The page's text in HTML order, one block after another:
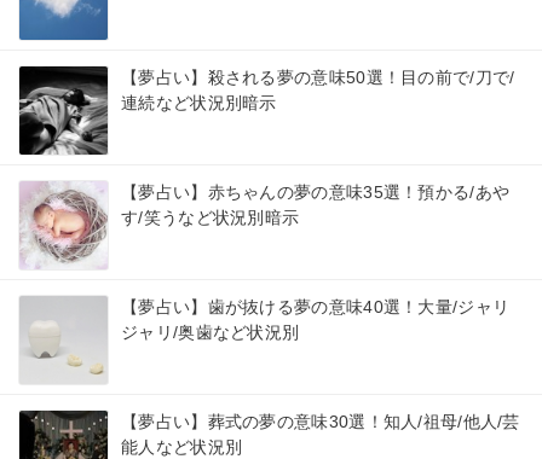
【夢占い】殺される夢の意味50選！目の前で/刀で/
連続など状況別暗示
【夢占い】赤ちゃんの夢の意味35選！預かる/あや
す/笑うなど状況別暗示
【夢占い】歯が抜ける夢の意味40選！大量/ジャリ
ジャリ/奥歯など状況別
【夢占い】葬式の夢の意味30選！知人/祖母/他人/芸
能人など状況別